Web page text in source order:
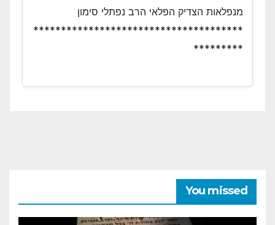
מנפלאות הצדיק הפלאי הרב נפתלי סימון
**************************************
*********
You missed